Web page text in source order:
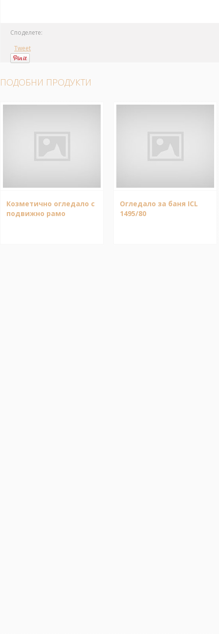
Споделете:
Tweet
ПОДОБНИ ПРОДУКТИ
Козметично огледало с
подвижно рамо
Огледало за баня ICL
1495/80